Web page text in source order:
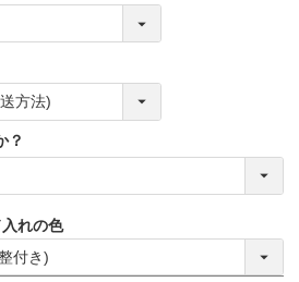
？
れの色